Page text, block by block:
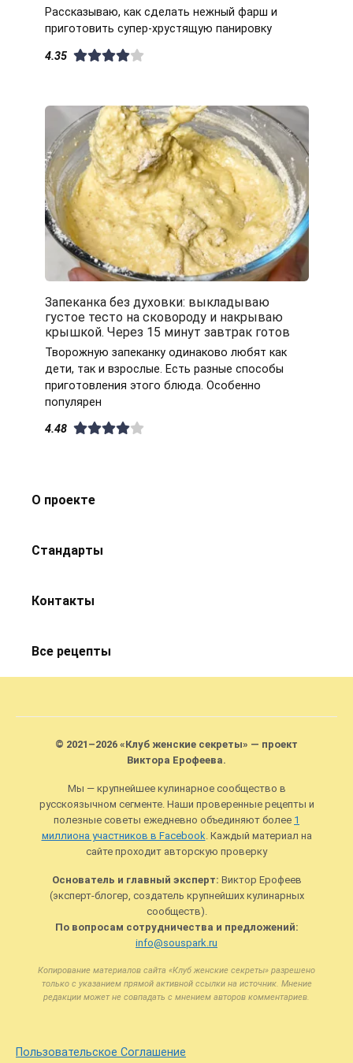
Рассказываю, как сделать нежный фарш и
приготовить супер-хрустящую панировку
4.35
Запеканка без духовки: выкладываю
густое тесто на сковороду и накрываю
крышкой. Через 15 минут завтрак готов
Творожную запеканку одинаково любят как
дети, так и взрослые. Есть разные способы
приготовления этого блюда. Особенно
популярен
4.48
О проекте
Стандарты
Контакты
Все рецепты
© 2021–2026 «Клуб женские секреты» — проект
Виктора Ерофеева.
Мы — крупнейшее кулинарное сообщество в
русскоязычном сегменте. Наши проверенные рецепты и
полезные советы ежедневно объединяют более 1
миллиона участников в Facebook . Каждый материал на
сайте проходит авторскую проверку
Основатель и главный эксперт: Виктор Ерофеев
(эксперт-блогер, создатель крупнейших кулинарных
сообществ).
По вопросам сотрудничества и предложений:
info@souspark.ru
Копирование материалов сайта «Клуб женские секреты» разрешено
только с указанием прямой активной ссылки на источник. Мнение
редакции может не совпадать с мнением авторов комментариев.
Пользовательское Соглашение